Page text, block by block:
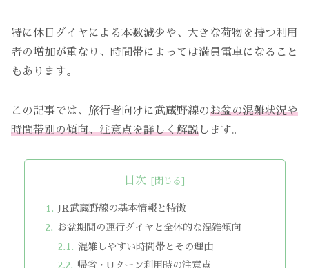
特に休日ダイヤによる本数減少や、大きな荷物を持つ利用
者の増加が重なり、時間帯によっては満員電車になること
もあります。
この記事では、旅行者向けに武蔵野線のお盆の混雑状況や
時間帯別の傾向、注意点を詳しく解説します。
目次
JR武蔵野線の基本情報と特徴
お盆期間の運行ダイヤと全体的な混雑傾向
混雑しやすい時間帯とその理由
帰省・Uターン利用時の注意点